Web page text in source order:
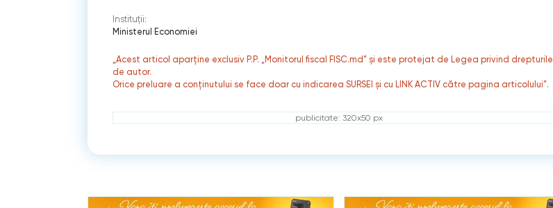
Instituții:
Ministerul Economiei
„Acest articol aparține exclusiv P.P. „Monitorul fiscal FISC.md” și este protejat de Legea privind drepturile
de autor.
Orice preluare a conținutului se face doar cu indicarea SURSEI și cu LINK ACTIV către pagina articolului”.
publicitate: 320x50 px